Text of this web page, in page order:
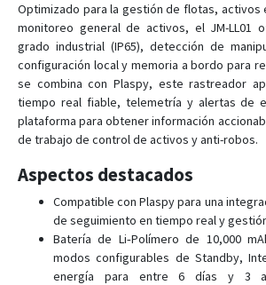
GT06N
GT06N 4G
GT06S
GT300
GT350
GV20
JM-BL11
JM-LG01
Optimizado para la gestión de flotas, activos
monitoreo general de activos, el JM-LL01
grado industrial (IP65), detección de
configuración local y memoria a bordo para
se combina con Plaspy, este rastreador
tiempo real fiable, telemetría y alertas de
plataforma para obtener información
de trabajo de control de activos y anti-robos.
Aspectos destacados
Compatible con Plaspy para una
de seguimiento en tiempo real y
Batería de Li‑Polímero de 10,000
modos configurables de Standby,
energía para entre 6 días y 3